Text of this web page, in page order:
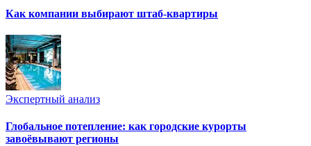
Как компании выбирают штаб-квартиры
Экспертный анализ
Глобальное потепление: как городские курорты
завоёвывают регионы